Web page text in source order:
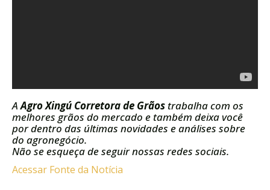
AAgro Xingú Corretora de Grãos trabalha com os
melhores grãos do mercado e também deixa você
por dentro das últimas novidades e análises sobre
do agronegócio.
Não se esqueça de seguir nossas redes sociais.
Acessar Fonte da Notícia